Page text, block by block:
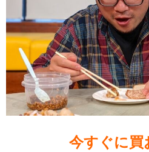
今すぐに買